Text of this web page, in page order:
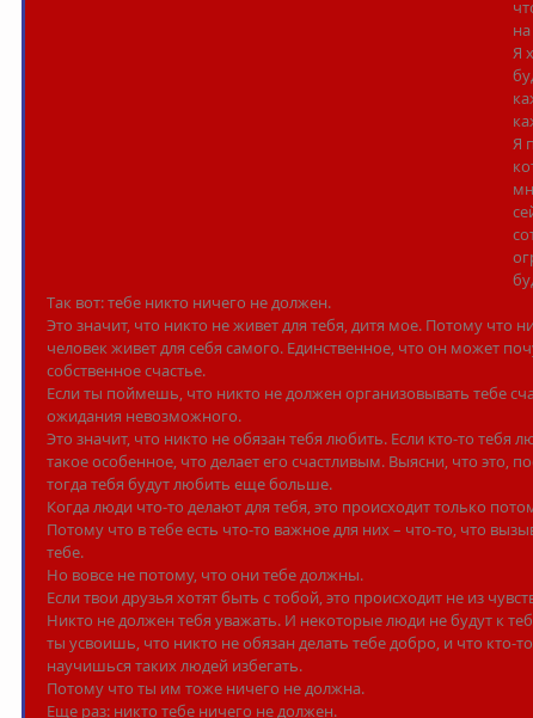
Я
Я
Так вот: тебе никто ничего не должен.
Это значит, что никто не живет для тебя, дитя мое. Потому что
человек живет для себя самого. Единственное, что он может
собственное счастье.
Если ты поймешь, что никто не должен организовывать тебе
ожидания невозможного.
Это значит, что никто не обязан тебя любить. Если кто-то тебя
такое особенное, что делает его счастливым. Выясни, что это,
тогда тебя будут любить еще больше.
Когда люди что-то делают для тебя, это происходит только
Потому что в тебе есть что-то важное для них – что-то, что
тебе.
Но вовсе не потому, что они тебе должны.
Если твои друзья хотят быть с тобой, это происходит не из
Никто не должен тебя уважать. И некоторые люди не будут к
ты усвоишь, что никто не обязан делать тебе добро, и что кто-
научишься таких людей избегать.
Потому что ты им тоже ничего не должна.
Еще раз: никто тебе ничего не должен.